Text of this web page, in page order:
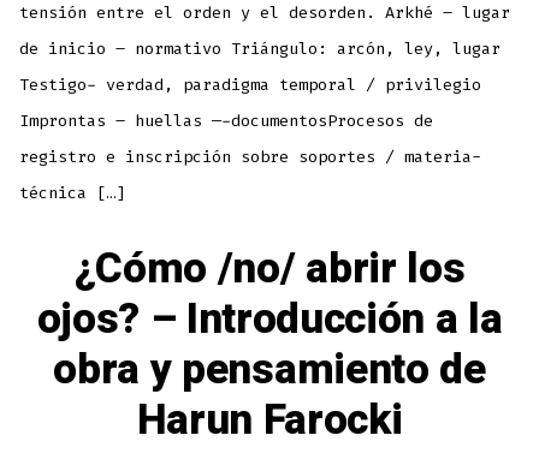
tensión entre el orden y el desorden. Arkhé – lugar
de inicio – normativo Triángulo: arcón, ley, lugar
Testigo- verdad, paradigma temporal / privilegio
Improntas – huellas —-documentosProcesos de
registro e inscripción sobre soportes / materia-
técnica […]
¿Cómo /no/ abrir los
ojos? – Introducción a la
obra y pensamiento de
Harun Farocki